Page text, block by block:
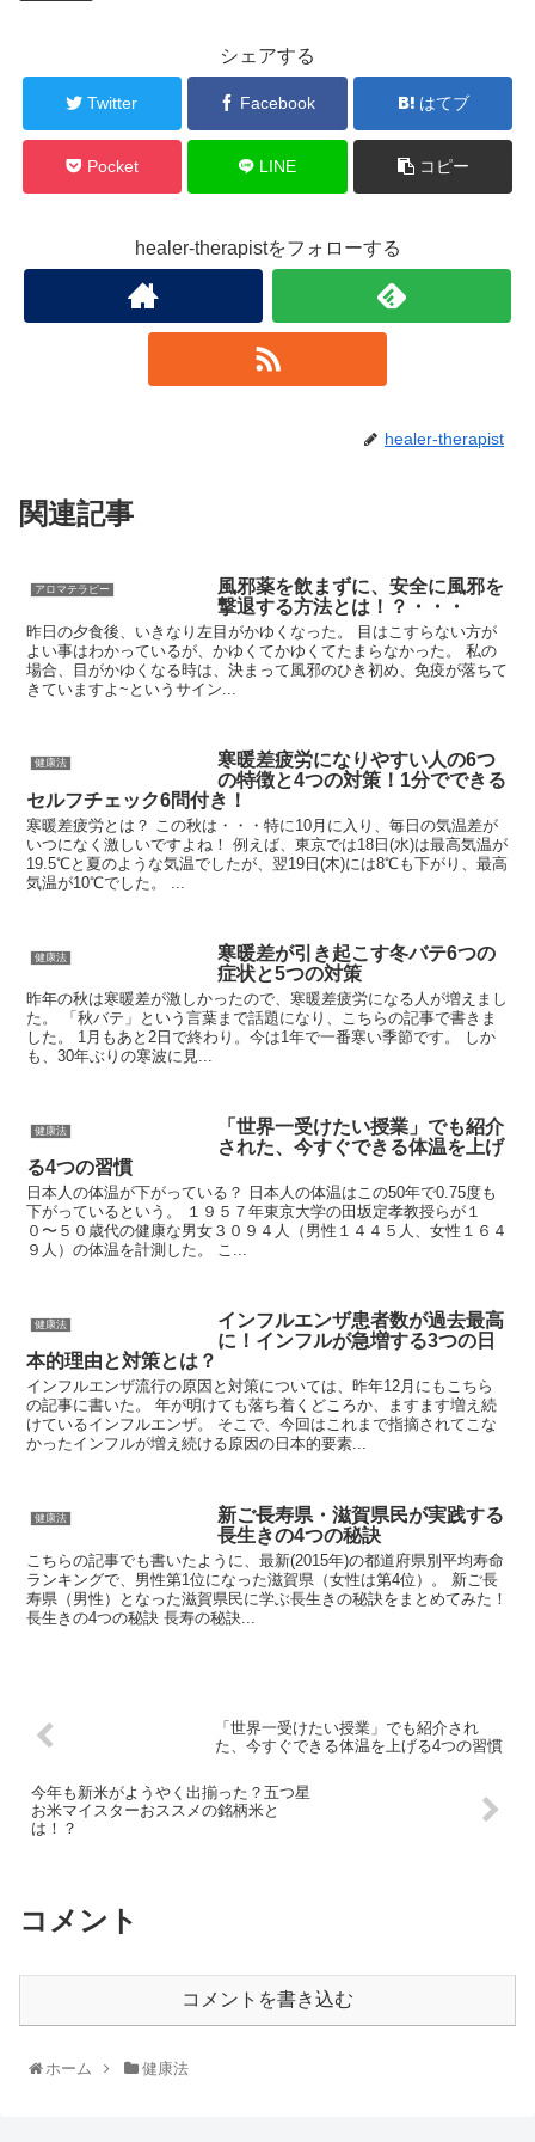
シェアする
Twitter Facebook はてブ
Pocket LINE コピー
healer-therapistをフォローする
healer-therapist
関連記事
アロマテラピー
風邪薬を飲まずに、安全に風邪を
撃退する方法とは！？・・・
昨日の夕食後、いきなり左目がかゆくなった。 目はこすらない方が
よい事はわかっているが、かゆくてかゆくてたまらなかった。 私の
場合、目がかゆくなる時は、決まって風邪のひき初め、免疫が落ちて
きていますよ~というサイン...
健康法
寒暖差疲労になりやすい人の6つ
の特徴と4つの対策！1分でできる
セルフチェック6問付き！
寒暖差疲労とは？ この秋は・・・特に10月に入り、毎日の気温差が
いつになく激しいですよね！ 例えば、東京では18日(水)は最高気温が
19.5℃と夏のような気温でしたが、翌19日(木)には8℃も下がり、最高
気温が10℃でした。 ...
健康法
寒暖差が引き起こす冬バテ6つの
症状と5つの対策
昨年の秋は寒暖差が激しかったので、寒暖差疲労になる人が増えまし
た。 「秋バテ」という言葉まで話題になり、こちらの記事で書きま
した。 1月もあと2日で終わり。今は1年で一番寒い季節です。 しか
も、30年ぶりの寒波に見...
健康法
「世界一受けたい授業」でも紹介
された、今すぐできる体温を上げ
る4つの習慣
日本人の体温が下がっている？ 日本人の体温はこの50年で0.75度も
下がっているという。 １９５７年東京大学の田坂定孝教授らが１
０〜５０歳代の健康な男女３０９４人（男性１４４５人、女性１６４
９人）の体温を計測した。 こ...
健康法
インフルエンザ患者数が過去最高
に！インフルが急増する3つの日
本的理由と対策とは？
インフルエンザ流行の原因と対策については、昨年12月にもこちら
の記事に書いた。 年が明けても落ち着くどころか、ますます増え続
けているインフルエンザ。 そこで、今回はこれまで指摘されてこな
かったインフルが増え続ける原因の日本的要素...
健康法
新ご長寿県・滋賀県民が実践する
長生きの4つの秘訣
こちらの記事でも書いたように、最新(2015年)の都道府県別平均寿命
ランキングで、男性第1位になった滋賀県（女性は第4位）。 新ご長
寿県（男性）となった滋賀県民に学ぶ長生きの秘訣をまとめてみた！
長生きの4つの秘訣 長寿の秘訣...
「世界一受けたい授業」でも紹介され
た、今すぐできる体温を上げる4つの習慣
今年も新米がようやく出揃った？五つ星
お米マイスターおススメの銘柄米と
は！？
コメント
コメントを書き込む
ホーム 健康法